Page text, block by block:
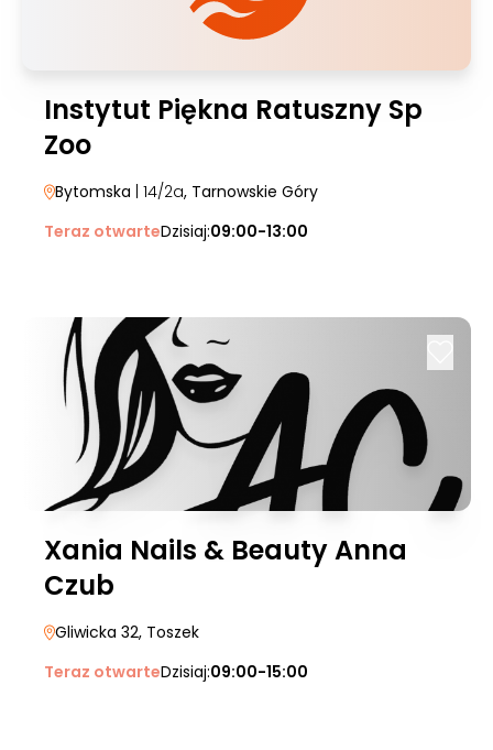
Instytut Piękna Ratuszny Sp
Zoo
Bytomska | 14/2a, Tarnowskie Góry
Teraz otwarteDzisiaj:09:00-13:00
Xania Nails & Beauty Anna
Czub
Gliwicka 32, Toszek
Teraz otwarteDzisiaj:09:00-15:00